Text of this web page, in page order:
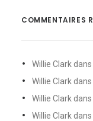
COMMENTAIRES
Willie Clark dans
Willie Clark dans
Willie Clark dans
Willie Clark dans